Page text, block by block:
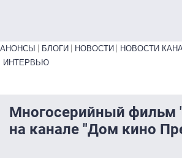
Primary links bottom
АНОНСЫ БЛОГИ НОВОСТИ НОВОСТИ
ИНТЕРВЬЮ
Многосерийный фильм
на канале "Дом кино